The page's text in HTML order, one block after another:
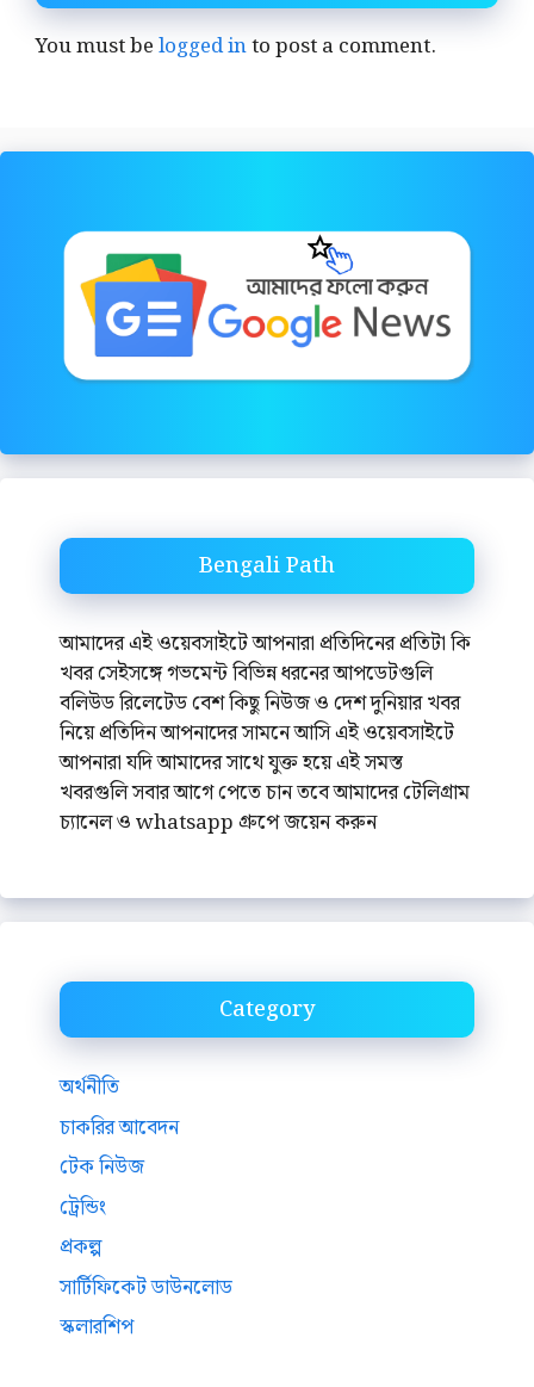
You must belogged into post a comment.
Bengali Path
আমাদের এই ওয়েবসাইটে আপনারা প্রতিদিনের প্রতিটা কি
খবর সেইসঙ্গে গভমেন্ট বিভিন্ন ধরনের আপডেটগুলি
বলিউড রিলেটেড বেশ কিছু নিউজ ও দেশ দুনিয়ার খবর
নিয়ে প্রতিদিন আপনাদের সামনে আসি এই ওয়েবসাইটে
আপনারা যদি আমাদের সাথে যুক্ত হয়ে এই সমস্ত
খবরগুলি সবার আগে পেতে চান তবে আমাদের টেলিগ্রাম
চ্যানেল ও whatsapp গ্রুপে জয়েন করুন
Category
অর্থনীতি
চাকরির আবেদন
টেক নিউজ
ট্রেন্ডিং
প্রকল্প
সার্টিফিকেট ডাউনলোড
স্কলারশিপ